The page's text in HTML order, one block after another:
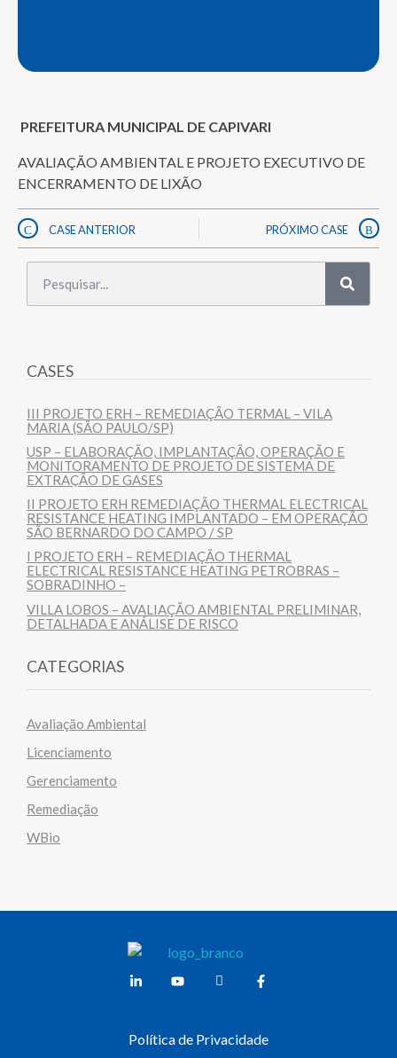
PREFEITURA MUNICIPAL DE CAPIVARI
AVALIAÇÃO AMBIENTAL E PROJETO EXECUTIVO DE
ENCERRAMENTO DE LIXÃO
CASE ANTERIOR PRÓXIMO CASE
CASES
III PROJETO ERH – REMEDIAÇÃO TERMAL – VILA
MARIA (SÃO PAULO/SP)
USP – ELABORAÇÃO, IMPLANTAÇÃO, OPERAÇÃO E
MONITORAMENTO DE PROJETO DE SISTEMA DE
EXTRAÇÃO DE GASES
II PROJETO ERH REMEDIAÇÃO THERMAL ELECTRICAL
RESISTANCE HEATING IMPLANTADO – EM OPERAÇÃO
SÃO BERNARDO DO CAMPO / SP
I PROJETO ERH – REMEDIAÇÃO THERMAL
ELECTRICAL RESISTANCE HEATING PETROBRAS –
SOBRADINHO –
VILLA LOBOS – AVALIAÇÃO AMBIENTAL PRELIMINAR,
DETALHADA E ANÁLISE DE RISCO
CATEGORIAS
Avaliação Ambiental
Licenciamento
Gerenciamento
Remediação
WBio
Política de Privacidade